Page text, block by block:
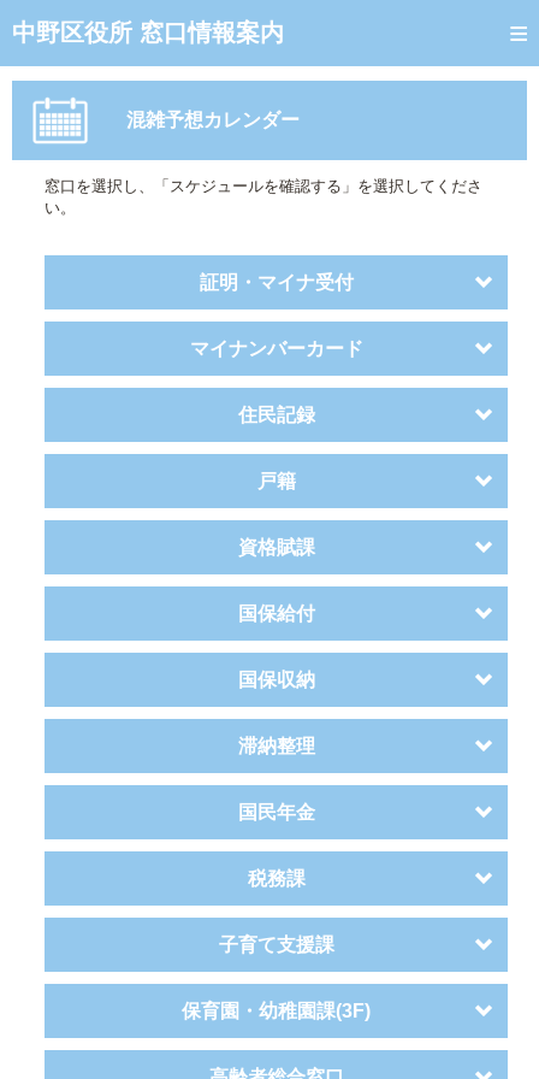
中野区役所 窓口情報案内
トップページ
窓口混雑状況
待ち状況確認
混雑予想カレンダー
混雑予想カレンダー
窓口を選択し、「スケジュールを確認する」を選択してくださ
い。
証明・マイナ受付
マイナンバーカード
住民記録
戸籍
資格賦課
国保給付
国保収納
滞納整理
国民年金
税務課
子育て支援課
保育園・幼稚園課(3F)